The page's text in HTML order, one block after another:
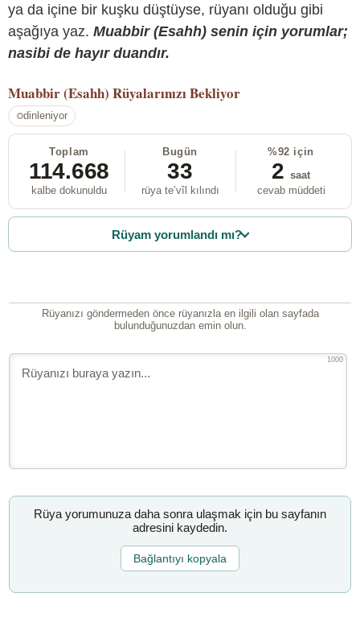
ya da içine bir kuşku düştüyse, rüyanı olduğu gibi
aşağıya yaz. Muabbir (Esahh) senin için yorumlar;
nasibi de hayır duandır.
Muabbir (Esahh) Rüyalarınızı Bekliyor
dinleniyor
Toplam
114.668
kalbe dokunuldu
Bugün
33
rüya te’vîl kılındı
%92 için
2 saat
cevab müddeti
Rüyam yorumlandı mı?
Rüyanızı göndermeden önce rüyanızla en ilgili olan sayfada
bulunduğunuzdan emin olun.
1000
Rüya yorumunuza daha sonra ulaşmak için bu sayfanın
adresini kaydedin.
Bağlantıyı kopyala